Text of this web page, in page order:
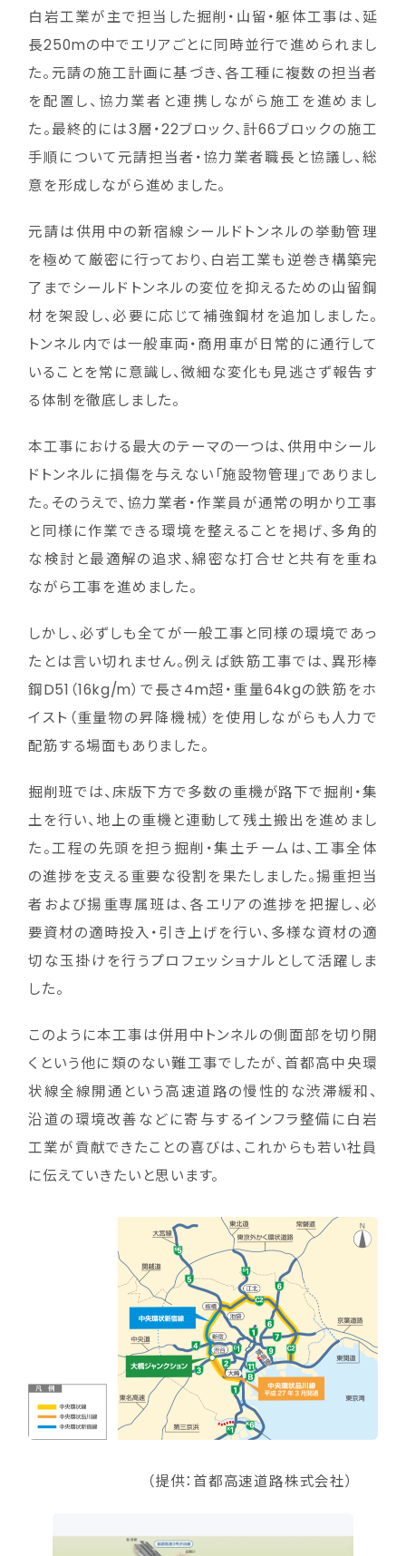
白岩工業が主で担当した掘削・山留・躯体工事は、延
長250mの中でエリアごとに同時並行で進められまし
た。元請の施工計画に基づき、各工種に複数の担当者
を配置し、協力業者と連携しながら施工を進めまし
た。最終的には3層・22ブロック、計66ブロックの施工
手順について元請担当者・協力業者職長と協議し、総
意を形成しながら進めました。
元請は供用中の新宿線シールドトンネルの挙動管理
を極めて厳密に行っており、白岩工業も逆巻き構築完
了までシールドトンネルの変位を抑えるための山留鋼
材を架設し、必要に応じて補強鋼材を追加しました。
トンネル内では一般車両・商用車が日常的に通行して
いることを常に意識し、微細な変化も見逃さず報告す
る体制を徹底しました。
本工事における最大のテーマの一つは、供用中シール
ドトンネルに損傷を与えない「施設物管理」でありまし
た。そのうえで、協力業者・作業員が通常の明かり工事
と同様に作業できる環境を整えることを掲げ、多角的
な検討と最適解の追求、綿密な打合せと共有を重ね
ながら工事を進めました。
しかし、必ずしも全てが一般工事と同様の環境であっ
たとは言い切れません。例えば鉄筋工事では、異形棒
鋼D51（16kg/m）で長さ4m超・重量64kgの鉄筋をホ
イスト（重量物の昇降機械）を使用しながらも人力で
配筋する場面もありました。
掘削班では、床版下方で多数の重機が路下で掘削・集
土を行い、地上の重機と連動して残土搬出を進めまし
た。工程の先頭を担う掘削・集土チームは、工事全体
の進捗を支える重要な役割を果たしました。揚重担当
者および揚重専属班は、各エリアの進捗を把握し、必
要資材の適時投入・引き上げを行い、多様な資材の適
切な玉掛けを行うプロフェッショナルとして活躍しま
した。
このように本工事は併用中トンネルの側面部を切り開
くという他に類のない難工事でしたが、首都高中央環
状線全線開通という高速道路の慢性的な渋滞緩和、
沿道の環境改善などに寄与するインフラ整備に白岩
工業が貢献できたことの喜びは、これからも若い社員
に伝えていきたいと思います。
（提供：首都高速道路株式会社）